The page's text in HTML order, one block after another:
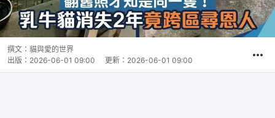
撰文： 貓與愛的世界
出版： 2026-06-01 09:00 更新： 2026-06-01 09:00